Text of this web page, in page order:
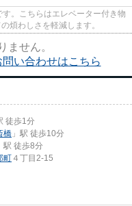
。こちらはエレベーター付き物
煩わしさを軽減します。
ません。
い合わせはこちら
徒歩1分
橋 」駅 徒歩10分
駅 徒歩8分
町 ４丁目2-15